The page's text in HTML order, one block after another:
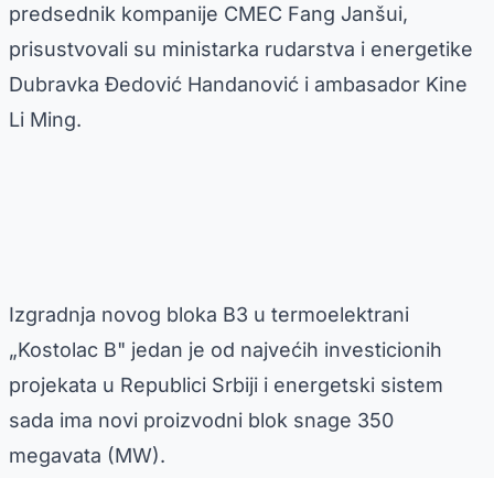
predsednik kompanije CMEC Fang Janšui,
prisustvovali su ministarka rudarstva i energetike
Dubravka Đedović Handanović i ambasador Kine
Li Ming.
Izgradnja novog bloka B3 u termoelektrani
„Kostolac B" jedan je od najvećih investicionih
projekata u Republici Srbiji i energetski sistem
sada ima novi proizvodni blok snage 350
megavata (MW).